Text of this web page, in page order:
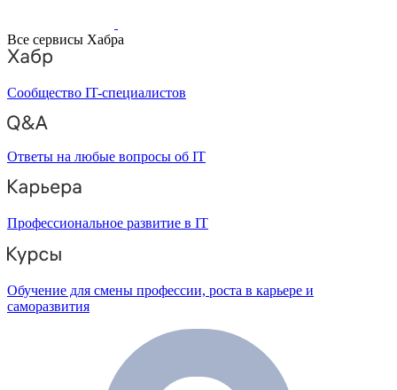
Все сервисы Хабра
Сообщество IT-специалистов
Ответы на любые вопросы об IT
Профессиональное развитие в IT
Обучение для смены профессии, роста в карьере и
саморазвития